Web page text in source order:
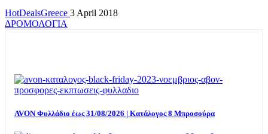
HotDealsGreece 3 April 2018
ΔΡΟΜΟΛΟΓΙΑ
AVON Φυλλάδιο έως 31/08/2026 | Κατάλογος 8 Μπροσούρα